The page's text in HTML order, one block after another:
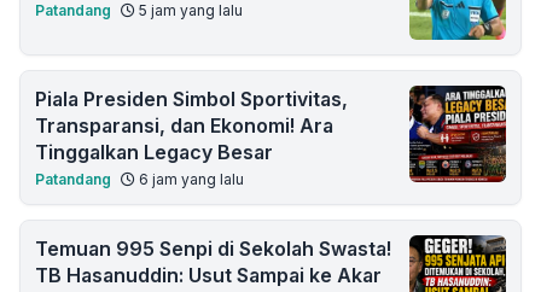
Patandang 5 jam yang lalu
Piala Presiden Simbol Sportivitas,
Transparansi, dan Ekonomi! Ara
Tinggalkan Legacy Besar
Patandang 6 jam yang lalu
Temuan 995 Senpi di Sekolah Swasta!
TB Hasanuddin: Usut Sampai ke Akar